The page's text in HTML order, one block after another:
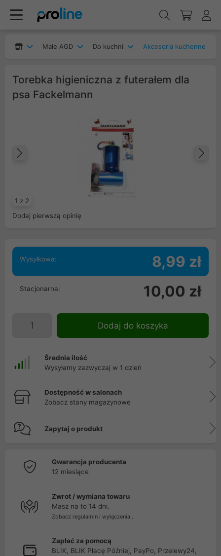
Małe AGD Do kuchni Akcesoria kuchenne
Torebka higieniczna z futerałem dla
psa Fackelmann
1 z 2
Poprzedni
Dodaj pierwszą opinię
Wysyłkowa: 8,99 zł
Stacjonarna: 10,00 zł
Dodaj do koszyka
Średnia ilość
Wysyłamy zazwyczaj w 1 dzień
Dostępność w salonach
Zobacz stany magazynowe
Zapytaj o produkt
Gwarancja producenta
12 miesiące
Zwrot / wymiana towaru
Masz na to 14 dni.
Zobacz regulamin i wyłączenia...
Zapłać za pomocą
BLIK, BLIK Płacę Później, PayPo, Przelewy24,